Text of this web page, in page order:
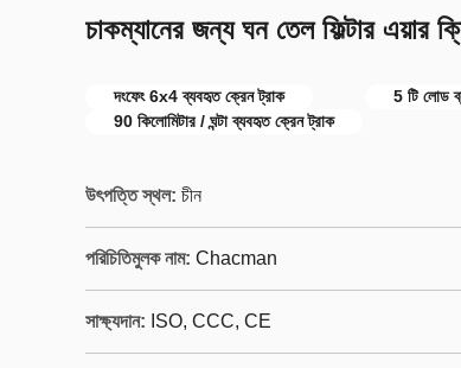
চাকম্যানের জন্য ঘন তেল ফিল্টার
দংফেং 6x4 ব্যবহৃত ক্রেন ট্রাক
5 টি লোড
90 কিলোমিটার / ঘন্টা ব্যবহৃত ক্রেন ট্রাক
উৎপত্তি স্থল: চীন
পরিচিতিমুলক নাম: Chacman
সাক্ষ্যদান: ISO, CCC, CE